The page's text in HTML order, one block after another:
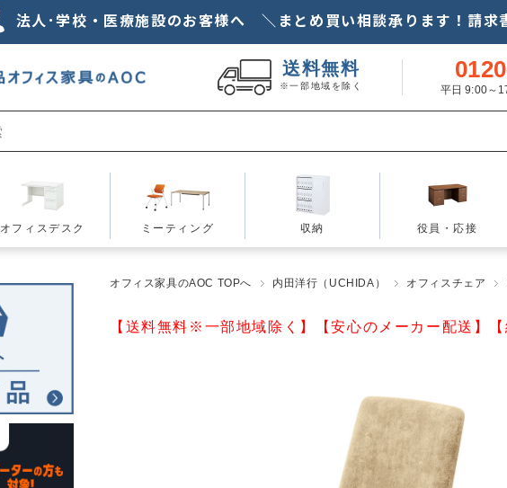
法人･学校・医療施設のお客様へ ＼まとめ買い相談承ります！請求
送料無料
※一部地域を除く 平日 9:00～
オフィスデスク ミーティング 収納 役員・応接
オフィス家具のAOC TOPへ 内田洋行（UCHIDA） オフィスチェア
【送料無料※一部地域除く】【安心のメーカー配送】【